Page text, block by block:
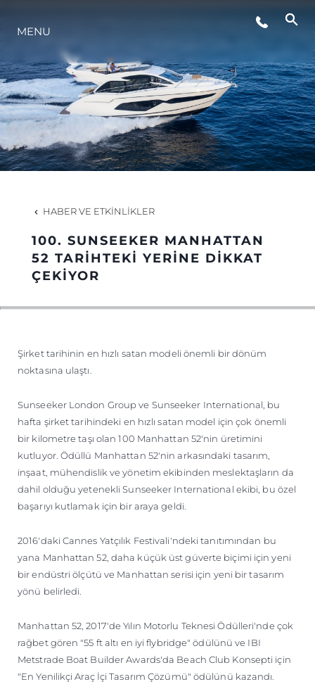
YENILIK
ŞİRKET
MİRAS
MENU
HABER VE ETKINLIKLER
100. SUNSEEKER MANHATTAN
52 TARİHTEKİ YERİNE DİKKAT
ÇEKİYOR
Şirket tarihinin en hızlı satan modeli önemli bir dönüm
noktasına ulaştı.
Sunseeker London Group ve Sunseeker International, bu
hafta şirket tarihindeki en hızlı satan model için çok önemli
bir kilometre taşı olan 100 Manhattan 52'nin üretimini
kutluyor. Ödüllü Manhattan 52'nin arkasındaki tasarım,
inşaat, mühendislik ve yönetim ekibinden meslektaşların da
dahil olduğu yetenekli Sunseeker International ekibi, bu özel
başarıyı kutlamak için bir araya geldi.
2016'daki Cannes Yatçılık Festivali'ndeki tanıtımından bu
yana Manhattan 52, daha küçük üst güverte biçimi için yeni
bir endüstri ölçütü ve Manhattan serisi için yeni bir tasarım
yönü belirledi.
Manhattan 52, 2017'de Yılın Motorlu Teknesi Ödülleri'nde çok
rağbet gören "55 ft altı en iyi flybridge" ödülünü ve IBI
Metstrade Boat Builder Awards'da Beach Club Konsepti için
"En Yenilikçi Araç İçi Tasarım Çözümü" ödülünü kazandı.